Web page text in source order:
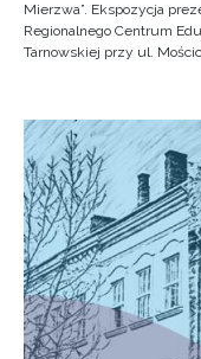
Mierzwa”. Ekspozycja
Regionalnego Centrum
Tarnowskiej przy ul.